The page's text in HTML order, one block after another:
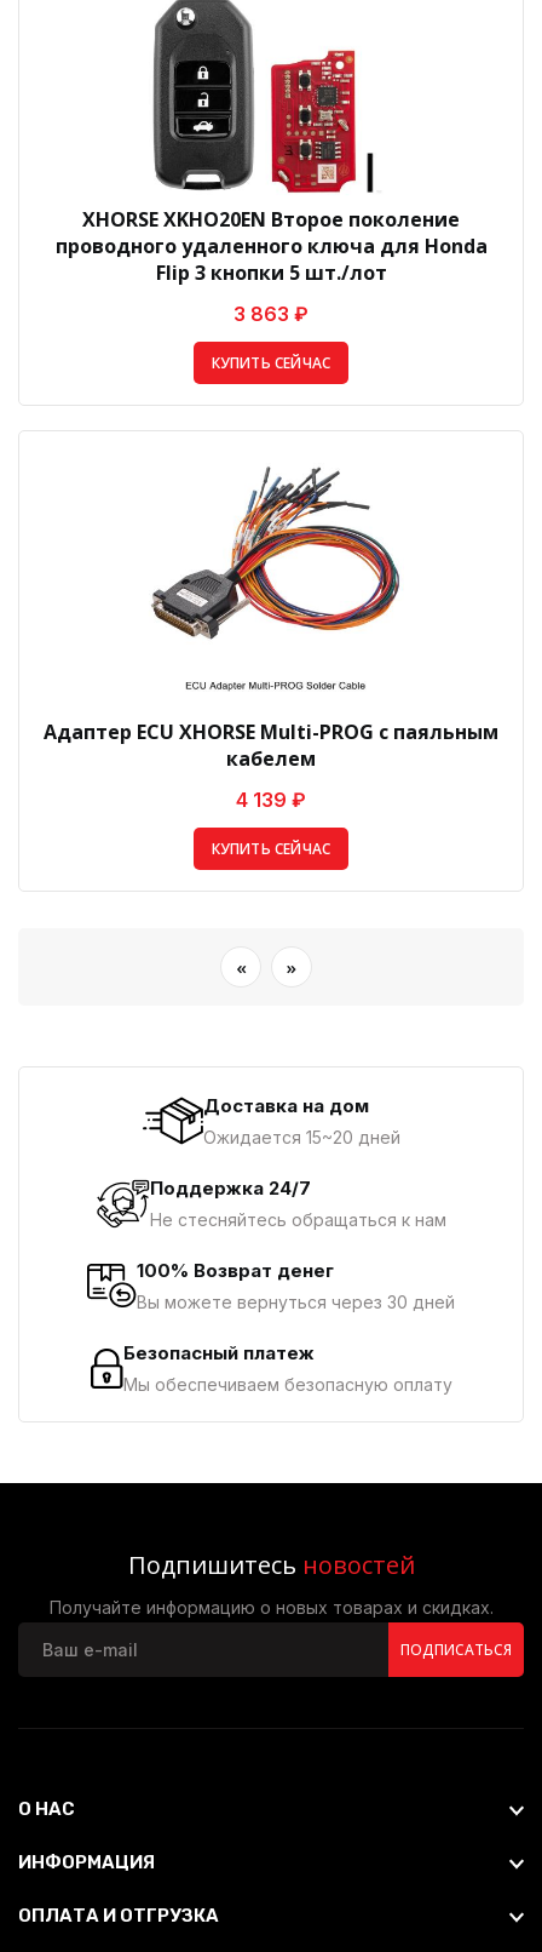
XHORSE XKHO20EN Второе поколение
проводного удаленного ключа для Honda
Flip 3 кнопки 5 шт./лот
3 863 ₽
КУПИТЬ СЕЙЧАС
Адаптер ECU XHORSE Multi-PROG с паяльным
кабелем
4 139 ₽
КУПИТЬ СЕЙЧАС
« »
Доставка на дом
Ожидается 15~20 дней
Поддержка 24/7
Не стесняйтесь обращаться к нам
100% Возврат денег
Вы можете вернуться через 30 дней
Безопасный платеж
Мы обеспечиваем безопасную оплату
Подпишитесь новостей
Получайте информацию о новых товарах и скидках.
ПОДПИСАТЬСЯ
О НАС
ИНФОРМАЦИЯ
ОПЛАТА И ОТГРУЗКА